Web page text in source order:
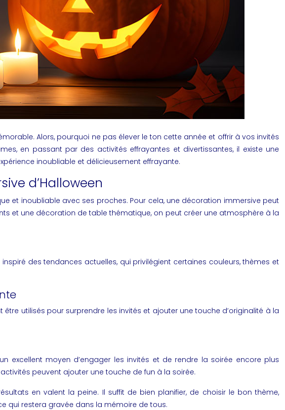
Alors, pourquoi ne pas élever le ton cette année et offrir à vos invités
en passant par des activités effrayantes et divertissantes, il existe une
inoubliable et délicieusement effrayante.
d’Halloween
et inoubliable avec ses proches. Pour cela, une décoration immersive peut
et une décoration de table thématique, on peut créer une atmosphère à la
des tendances actuelles, qui privilégient certaines couleurs, thèmes et
utilisés pour surprendre les invités et ajouter une touche d’originalité à la
excellent moyen d’engager les invités et de rendre la soirée encore plus
peuvent ajouter une touche de fun à la soirée.
en valent la peine. Il suffit de bien planifier, de choisir le bon thème,
qui restera gravée dans la mémoire de tous.